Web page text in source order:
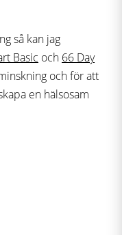
så kan jag
Basic och 66 Day
och för att
en hälsosam